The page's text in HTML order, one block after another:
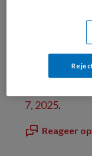
7, 2025.
Reageer